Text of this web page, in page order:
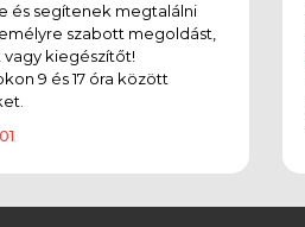
és segítenek megtalálni
szabott megoldást,
kiegészítőt!
9 és 17 óra között